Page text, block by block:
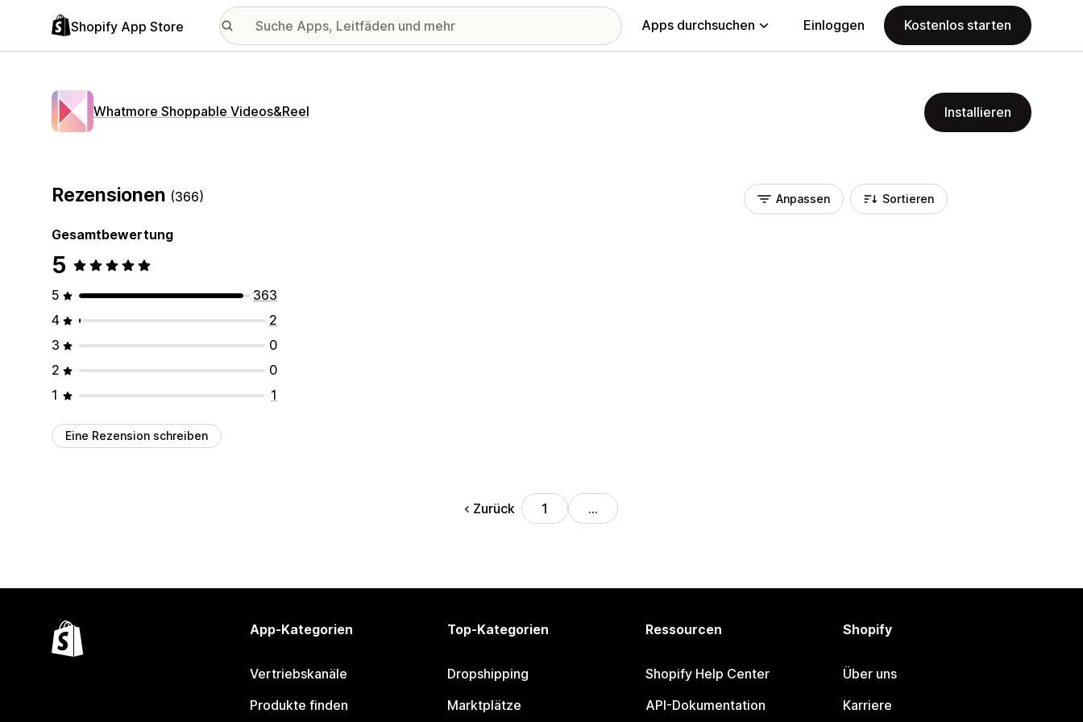
Shopify App Store Apps durchsuchen Einloggen Kostenlos starten
Whatmore Shoppable Videos&Reel Installieren
Rezensionen (366)
Gesamtbewertung
5
5
363
4
2
3
0
2
0
1
1
Eine Rezension schreiben
Anpassen Sortieren
Zurück 1 …
App-Kategorien
Vertriebskanäle
Produkte finden
Top-Kategorien
Dropshipping
Marktplätze
Ressourcen
Shopify Help Center
API-Dokumentation
Shopify
Über uns
Karriere